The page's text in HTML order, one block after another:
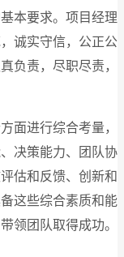
本要求。项目经理
诚实守信，公正公
负责，尽职尽责，
面进行综合考量，
决策能力、团队协
估和反馈、创新和
这些综合素质和能
领团队取得成功。